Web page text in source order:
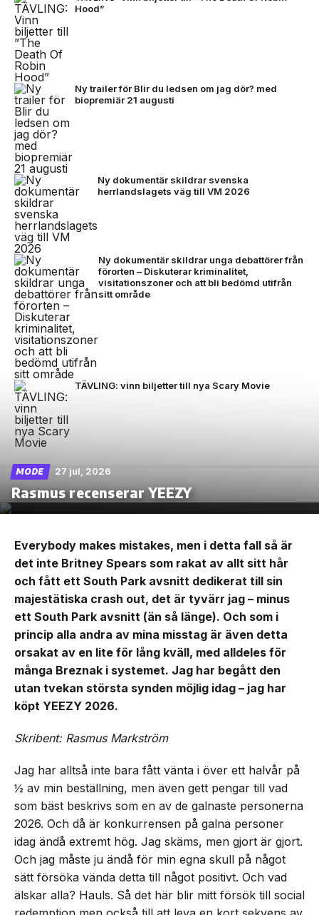
Hood”
Ny trailer för Blir du ledsen om jag dör? med
biopremiär 21 augusti
Ny dokumentär skildrar svenska
herrlandslagets väg till VM 2026
Ny dokumentär skildrar unga debattörer från
förorten – Diskuterar kriminalitet,
visitationszoner och att bli bedömd utifrån
sitt område
TÄVLING: vinn biljetter till nya Scary Movie
MODE 27 jul, 2026
Rasmus recenserar YEEZY
Everybody makes mistakes, men i detta fall så är
det inte Britney Spears som rakat av allt sitt hår
och fått ett South Park avsnitt dedikerat till sin
majestätiska crash out, det är tyvärr jag – minus
ett South Park avsnitt (än så länge). Och som i
princip alla andra av mina misstag är även detta
orsakat av en lite för lång kväll, med alldeles för
många Breznak i systemet. Jag har begått den
utan tvekan största synden möjlig idag – jag har
köpt YEEZY 2026.
Skribent: Rasmus Markström
Jag har alltså inte bara fått vänta i över ett halvår på
½ av min beställning, men även gett pengar till vad
som bäst beskrivs som en av de galnaste personerna
2026. Och då är konkurrensen på galna personer
idag ändå extremt hög. Jag skäms, men gjort är gjort.
Och jag måste ju ändå för min egna skull på något
sätt försöka vända detta till något positivt. Och vad
älskar alla? Hauls. Så det här blir mitt försök till social